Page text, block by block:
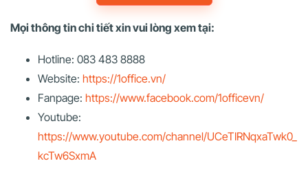
Mọi thông tin chi tiết xin vui lòng xem tại:
Hotline: 083 483 8888
Website: https://1office.vn/
Fanpage: https://www.facebook.com/1officevn/
Youtube:
https://www.youtube.com/channel/UCeTIRNqxaTwk0_
kcTw6SxmA